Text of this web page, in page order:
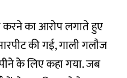
करने का आरोप लगाते हुए
की गई, गाली गलौज
के लिए कहा गया. जब